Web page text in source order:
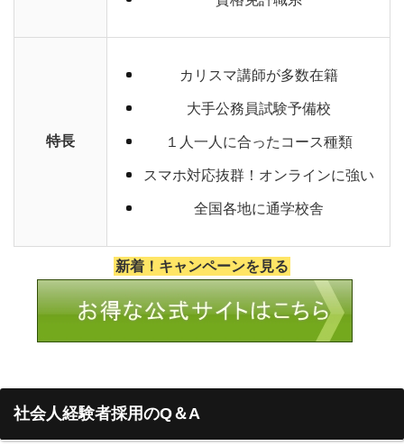
特長
カリスマ講師が多数在籍
大手公務員試験予備校
１人一人に合ったコース種類
スマホ対応抜群！オンラインに強い
全国各地に通学校舎
新着！キャンペーンを見る
社会人経験者採用のQ＆A